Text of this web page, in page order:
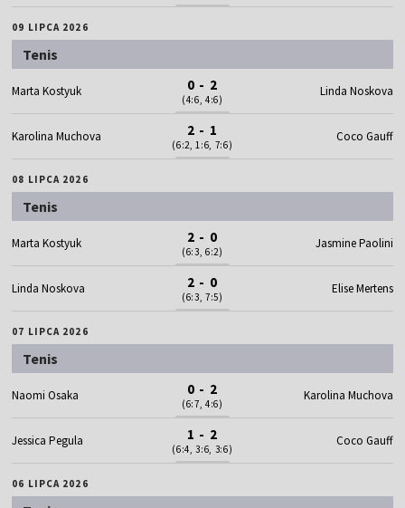
09 LIPCA 2026
Tenis
Marta Kostyuk 0 - 2
(4:6, 4:6)
Linda Noskova
Karolina Muchova 2 - 1
(6:2, 1:6, 7:6)
Coco Gauff
08 LIPCA 2026
Tenis
Marta Kostyuk 2 - 0
(6:3, 6:2)
Jasmine Paolini
Linda Noskova 2 - 0
(6:3, 7:5)
Elise Mertens
07 LIPCA 2026
Tenis
Naomi Osaka 0 - 2
(6:7, 4:6)
Karolina Muchova
Jessica Pegula 1 - 2
(6:4, 3:6, 3:6)
Coco Gauff
06 LIPCA 2026